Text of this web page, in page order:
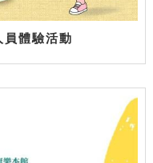
員體驗活動